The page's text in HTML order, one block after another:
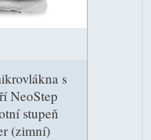
s
NeoStep
stupeň
(zimní)